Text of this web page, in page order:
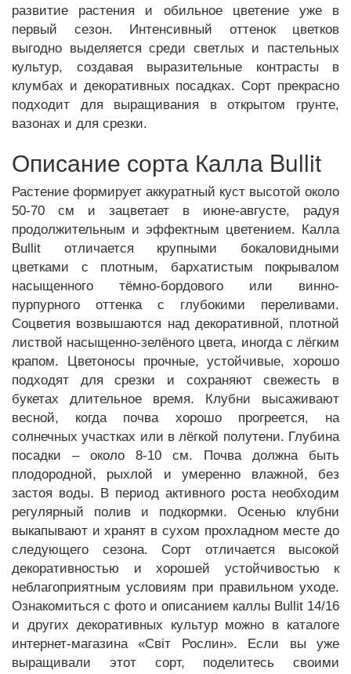
развитие растения и обильное цветение уже в
первый сезон. Интенсивный оттенок цветков
выгодно выделяется среди светлых и пастельных
культур, создавая выразительные контрасты в
клумбах и декоративных посадках. Сорт прекрасно
подходит для выращивания в открытом грунте,
вазонах и для срезки.
Описание сорта Калла Bullit
Растение формирует аккуратный куст высотой около
50-70 см и зацветает в июне-августе, радуя
продолжительным и эффектным цветением. Калла
Bullit отличается крупными бокаловидными
цветками с плотным, бархатистым покрывалом
насыщенного тёмно-бордового или винно-
пурпурного оттенка с глубокими переливами.
Соцветия возвышаются над декоративной, плотной
листвой насыщенно-зелёного цвета, иногда с лёгким
крапом. Цветоносы прочные, устойчивые, хорошо
подходят для срезки и сохраняют свежесть в
букетах длительное время. Клубни высаживают
весной, когда почва хорошо прогреется, на
солнечных участках или в лёгкой полутени. Глубина
посадки – около 8-10 см. Почва должна быть
плодородной, рыхлой и умеренно влажной, без
застоя воды. В период активного роста необходим
регулярный полив и подкормки. Осенью клубни
выкапывают и хранят в сухом прохладном месте до
следующего сезона. Сорт отличается высокой
декоративностью и хорошей устойчивостью к
неблагоприятным условиям при правильном уходе.
Ознакомиться с фото и описанием каллы Bullit 14/16
и других декоративных культур можно в каталоге
интернет-магазина «Світ Рослин». Если вы уже
выращивали этот сорт, поделитесь своими